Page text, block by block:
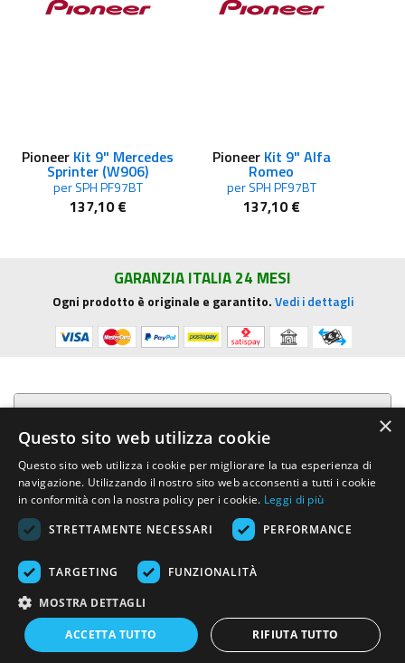
Pioneer Kit 9" Mercedes
Sprinter (W906)
per SPH PF97BT
137,10 €
Pioneer Kit 9" Alfa
Romeo
per SPH PF97BT
137,10 €
GARANZIA ITALIA 24 MESI
Ogni prodotto è originale e garantito.Vedi i dettagli
Presentazione aziendale
Acquista su R.G. Sound
Trasparenza e sicurezza
Area Clienti
R.G. Sound di Rosini Guido
- Tel. e Fax (+39) 0577.716097 - Partita IVA IT01002570529 REA SI-
113696
Created by: Advinser
×
Questo sito web utilizza cookie
Questo sito web utilizza i cookie per migliorare la tua esperienza di
navigazione. Utilizzando il nostro sito web acconsenti a tutti i cookie
in conformità con la nostra policy per i cookie. Leggi di più
STRETTAMENTE NECESSARI
PERFORMANCE
TARGETING FUNZIONALITÀ
MOSTRA DETTAGLI
ACCETTA TUTTO RIFIUTA TUTTO